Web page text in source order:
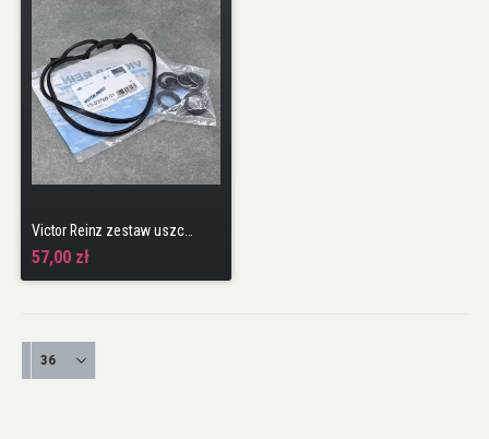
Victor Reinz zestaw uszczelek pokrywy F20A4 Prelude
57,00 zł